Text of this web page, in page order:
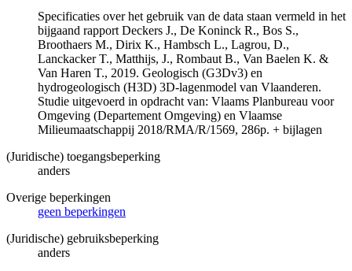
Specificaties over het gebruik van de data staan vermeld in het
bijgaand rapport Deckers J., De Koninck R., Bos S.,
Broothaers M., Dirix K., Hambsch L., Lagrou, D.,
Lanckacker T., Matthijs, J., Rombaut B., Van Baelen K. &
Van Haren T., 2019. Geologisch (G3Dv3) en
hydrogeologisch (H3D) 3D-lagenmodel van Vlaanderen.
Studie uitgevoerd in opdracht van: Vlaams Planbureau voor
Omgeving (Departement Omgeving) en Vlaamse
Milieumaatschappij 2018/RMA/R/1569, 286p. + bijlagen
(Juridische) toegangsbeperking
anders
Overige beperkingen
geen beperkingen
(Juridische) gebruiksbeperking
anders